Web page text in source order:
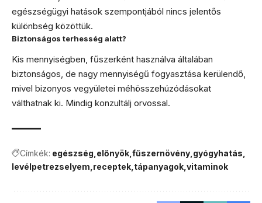
egészségügyi hatások szempontjából nincs jelentős
különbség közöttük.
Biztonságos terhesség alatt?
Kis mennyiségben, fűszerként használva általában
biztonságos, de nagy mennyiségű fogyasztása kerülendő,
mivel bizonyos vegyületei méhösszehúzódásokat
válthatnak ki. Mindig konzultálj orvossal.
Címkék: egészség előnyök fűszernövény gyógyhatás
levélpetrezselyem receptek tápanyagok vitaminok